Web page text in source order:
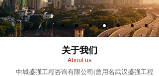
中城盛强工程咨询有限公司(曾用名武汉盛强工程
关于我们
About us